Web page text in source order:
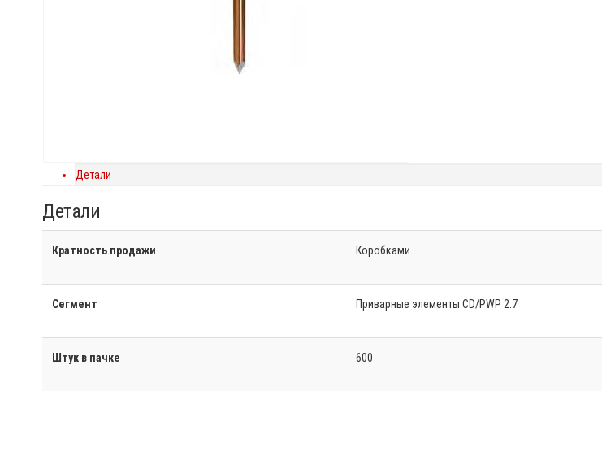
Детали
Детали
Кратность продажи Коробками
Сегмент Приварные элементы CD/PWP 2.7
Штук в пачке 600